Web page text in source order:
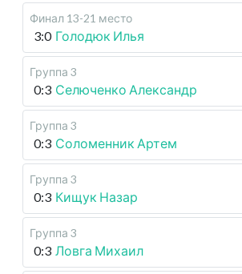
Финал 13-21 место
3:0 Голодюк Илья
Группа 3
0:3 Селюченко Александр
Группа 3
0:3 Соломенник Артем
Группа 3
0:3 Кищук Назар
Группа 3
0:3 Ловга Михаил